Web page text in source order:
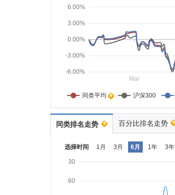
-6.00%
-3.00%
0.00%
3.00%
6.00%
Mar
同类平均 沪深300
同类排名走势 百分比排名走势
选择时间 1月 3月 6月 1年 3年
30
60